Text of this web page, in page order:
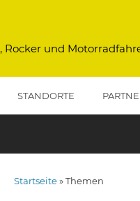
Rocker und
STANDORTE
Startseite Themen